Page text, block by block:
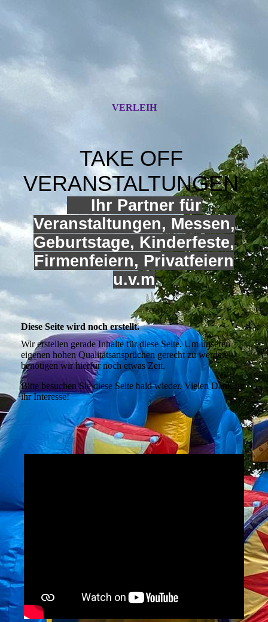
VERLEIH
TAKE OFF
VERANSTALTUNGEN
Ihr Partner für
Veranstaltungen, Messen,
Geburtstage, Kinderfeste,
Firmenfeiern, Privatfeiern
u.v.m
Diese Seite wird noch erstellt.
Wir erstellen gerade Inhalte für diese Seite. Um unseren
eigenen hohen Qualitätsansprüchen gerecht zu werden
benötigen wir hierfür noch etwas Zeit.
Bitte besuchen Sie diese Seite bald wieder. Vielen Dank für
ihr Interesse!